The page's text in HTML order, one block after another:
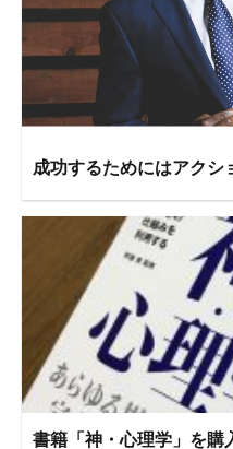
成功するためにはアクシ
書籍「神・心理学」を購